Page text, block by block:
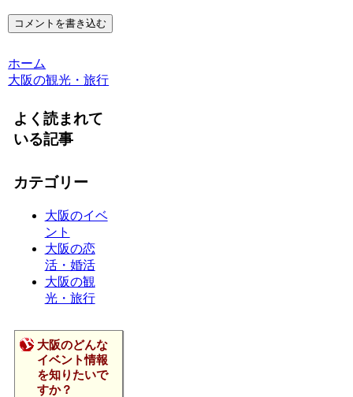
コメントを書き込む
ホーム
大阪の観光・旅行
よく読まれて
いる記事
カテゴリー
大阪のイベ
ント
大阪の恋
活・婚活
大阪の観
光・旅行
大阪のどんな
イベント情報
を知りたいで
すか？